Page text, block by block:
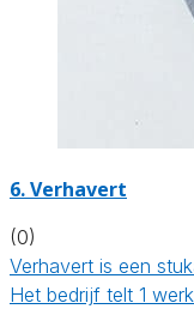
6. Verhavert
(0)
Verhavert is een
Het bedrijf telt 1